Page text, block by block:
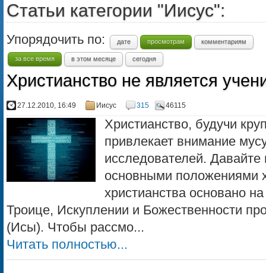
Статьи категории "Иисус":
Упорядочить по: дате просмотрам комментариям
за все время в этом месяце сегодня
Христианство не является
27.12.2010, 16:49 Иисус 315 46115
Христианство, будучи
привлекает внимание
исследователей.
основными положениями
христианства основано
Троице, Искуплении и Божественности
(Исы). Чтобы рассмо...
Читать полностью...